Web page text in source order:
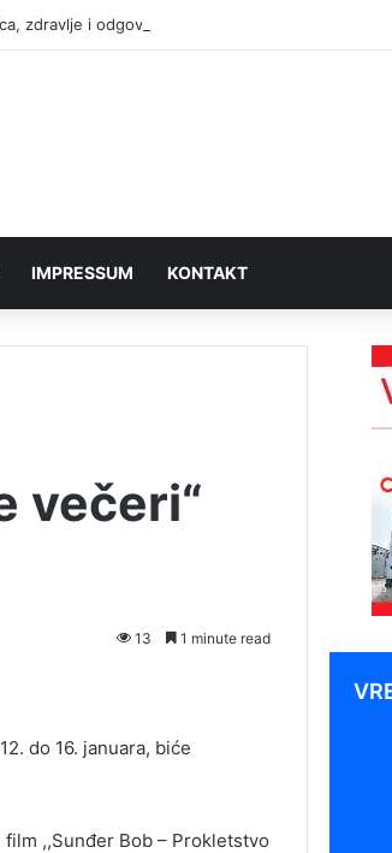
zdravlje i odgovornost – izazovi savremenog
IMPRESSUM KONTAKT
večeri“
13 1 minute read
do 16. januara, biće
,,Sunđer Bob – Prokletstvo